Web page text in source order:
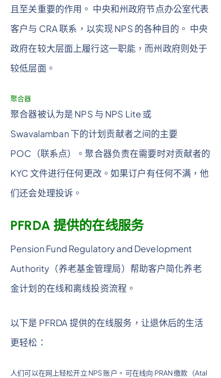
且至关重要的作用。 中央和州政府节点办公室代表
客户与 CRA 联系，以实现 NPS 的各种目的。 中央
政府在较大层面上履行这一职能，而州政府则处于
较低层面。
聚合器
聚合器被认为是 NPS 与 NPS Lite 或
Swavalamban 下的计划贡献者之间的主要
POC（联系点）。聚合器负责在需要时对贡献者的
KYC 文件进行任何更改。如果订户有任何不满，他
们还会处理投诉。
PFRDA 提供的在线服务
Pension Fund Regulatory and Development
Authority（养老基金管理局）帮助客户简化养老
金计划的在线和离线投资流程。
以下是 PFRDA 提供的在线服务，让退休后的生活
更轻松：
人们可以在网上轻松开立 NPS 账户。 可在线向 PRAN 缴款（Atal